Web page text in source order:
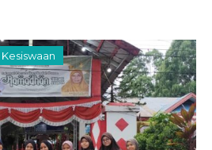
Kesiswaan